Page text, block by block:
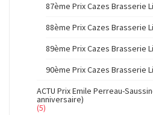
87ème Prix Cazes Brasserie
88ème Prix Cazes Brasserie
89ème Prix Cazes Brasserie
90ème Prix Cazes Brasserie
ACTU Prix Emile Perreau-
anniversaire)
(5)